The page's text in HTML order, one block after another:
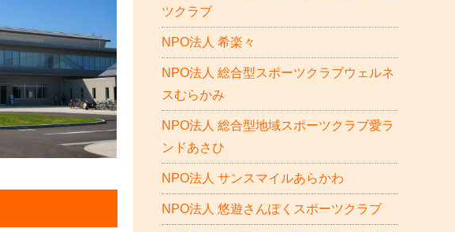
ツクラブ
NPO法人 希楽々
NPO法人 総合型スポーツクラブウェルネ
スむらかみ
NPO法人 総合型地域スポーツクラブ愛ラ
ンドあさひ
NPO法人 サンスマイルあらかわ
NPO法人 悠遊さんぽくスポーツクラブ